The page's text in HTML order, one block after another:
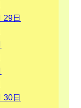
29日
30日